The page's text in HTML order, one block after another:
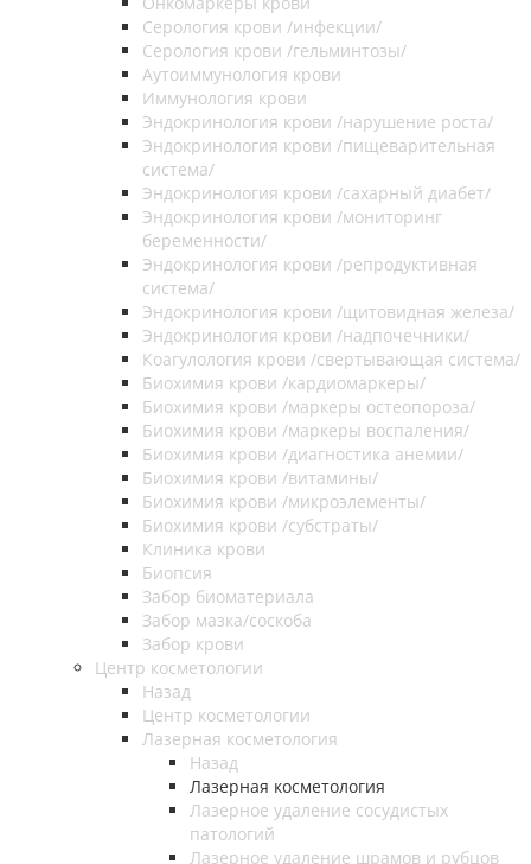
Серология крови /инфекции/
Серология крови /гельминтозы/
Аутоиммунология крови
Иммунология крови
Эндокринология крови /нарушение роста/
Эндокринология крови /пищеварительная
система/
Эндокринология крови /сахарный диабет/
Эндокринология крови /мониторинг
беременности/
Эндокринология крови /репродуктивная
система/
Эндокринология крови /щитовидная железа/
Эндокринология крови /надпочечники/
Коагулология крови /свертывающая система/
Биохимия крови /кардиомаркеры/
Биохимия крови /маркеры остеопороза/
Биохимия крови /маркеры воспаления/
Биохимия крови /диагностика анемии/
Биохимия крови /витамины/
Биохимия крови /микроэлементы/
Биохимия крови /субстраты/
Клиника крови
Биопсия
Забор биоматериала
Забор мазка/соскоба
Забор крови
Центр косметологии
Назад
Центр косметологии
Лазерная косметология
Назад
Лазерная косметология
Лазерное удаление сосудистых
патологий
Лазерное удаление шрамов и рубцов